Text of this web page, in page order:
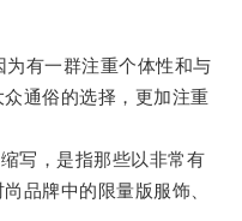
有一群注重个体性和与
通俗的选择，更加注重
，是指那些以非常有
品牌中的限量版服饰、